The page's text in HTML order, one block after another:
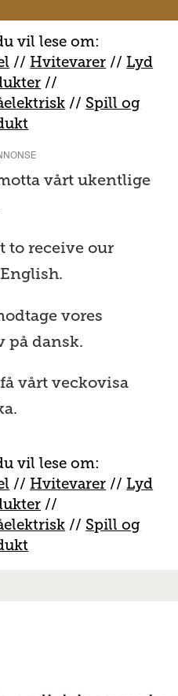
vil lese om:
// Hvitevarer // Lyd
//
// Spill og
vårt ukentlige
to receive our
vores
på dansk.
vårt veckovisa
vil lese om:
// Hvitevarer // Lyd
//
// Spill og